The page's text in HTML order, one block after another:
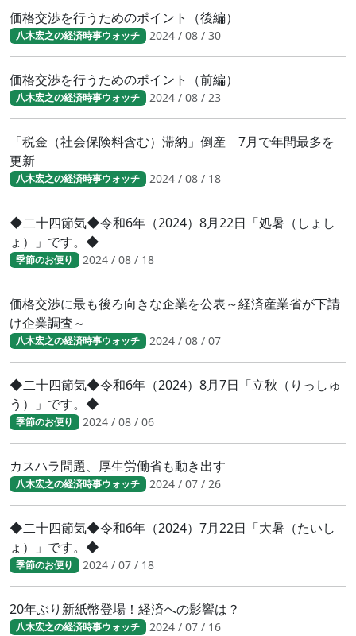
価格交渉を行うためのポイント（後編）
八木宏之の経済時事ウォッチ 2024 / 08 / 30
価格交渉を行うためのポイント（前編）
八木宏之の経済時事ウォッチ 2024 / 08 / 23
「税金（社会保険料含む）滞納」倒産 7月で年間最多を
更新
八木宏之の経済時事ウォッチ 2024 / 08 / 18
◆二十四節気◆令和6年（2024）8月22日「処暑（しょし
ょ）」です。◆
季節のお便り 2024 / 08 / 18
価格交渉に最も後ろ向きな企業を公表～経済産業省が下請
け企業調査～
八木宏之の経済時事ウォッチ 2024 / 08 / 07
◆二十四節気◆令和6年（2024）8月7日「立秋（りっしゅ
う）」です。◆
季節のお便り 2024 / 08 / 06
カスハラ問題、厚生労働省も動き出す
八木宏之の経済時事ウォッチ 2024 / 07 / 26
◆二十四節気◆令和6年（2024）7月22日「大暑（たいし
ょ）」です。◆
季節のお便り 2024 / 07 / 18
20年ぶり新紙幣登場！経済への影響は？
八木宏之の経済時事ウォッチ 2024 / 07 / 16